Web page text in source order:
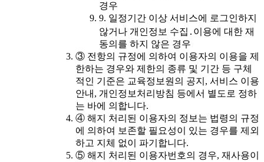
경우
9. 일정기간 이상 서비스에 로그인하지
않거나 개인정보 수집․이용에 대한 재
동의를 하지 않은 경우
③ 전항의 규정에 의하여 이용자의 이용을 제
한하는 경우와 제한의 종류 및 기간 등 구체
적인 기준은 교육정보원의 공지, 서비스 이용
안내, 개인정보처리방침 등에서 별도로 정하
는 바에 의합니다.
④ 해지 처리된 이용자의 정보는 법령의 규정
에 의하여 보존할 필요성이 있는 경우를 제외
하고 지체 없이 파기합니다.
⑤ 해지 처리된 이용자번호의 경우, 재사용이